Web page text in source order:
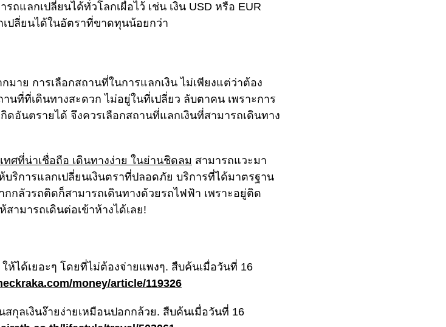
แลกเปลี่ยนได้ทั่วโลกเผื่อไว้ เช่น เงิน USD หรือ EUR
เปลี่ยนได้ในอัตราที่ขาดทุนน้อยกว่า
าย การเลือกสถานที่ในการแลกเงิน ไม่เพียงแต่ว่าต้อง
นที่ที่เดินทางสะดวก ไม่อยู่ในที่เปลี่ยว ลับตาคน เพราะการ
ดอันตรายได้ จึงควรเลือกสถานที่แลกเงินที่สามารถเดินทาง
ทศที่น่าเชื่อถือ เดินทางง่าย ในย่านชิดลม สามารถแวะมา
บริการแลกเปลี่ยนเงินตราที่ปลอดภัย บริการที่ได้มาตรฐาน
กลัวรถติดก็สามารถเดินทางด้วยรถไฟฟ้า เพราะอยู่ติด
ามารถเดินต่อเข้าห้างได้เลย!
ให้ได้เยอะๆ โดยที่ไม่ต้องจ่ายแพงๆ. สืบค้นเมื่อวันที่ 16
money/article/119326
กุลเงินง๊ายง่ายเหมือนปอกกล้วย. สืบค้นเมื่อวันที่ 16